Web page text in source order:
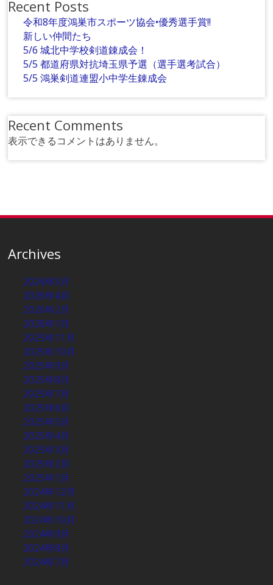
Recent Posts
令和8年度鴻巣市スポーツ協会•優秀選手賞!!
新しい仲間たち
5/6 城北中学校剣道錬成会！
5/5 都道府県対抗埼玉県予選（選手選考試合）
5/5 鴻巣剣道連盟小中学生錬成会
Recent Comments
表示できるコメントはありません。
Archives
2026年5月
2026年4月
2026年2月
2026年1月
2025年11月
2025年10月
2025年9月
2025年8月
2025年7月
2025年6月
2025年5月
2025年4月
2025年3月
2025年2月
2025年1月
2024年12月
2024年11月
2024年10月
2024年9月
2024年8月
2024年7月